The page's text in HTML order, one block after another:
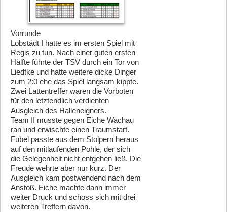
Vorrunde
Lobstädt I hatte es im ersten Spiel mit
Regis zu tun. Nach einer guten ersten
Hälfte führte der TSV durch ein Tor von
Liedtke und hatte weitere dicke Dinger
zum 2:0 ehe das Spiel langsam kippte.
Zwei Lattentreffer waren die Vorboten
für den letztendlich verdienten
Ausgleich des Halleneigners.
Team II musste gegen Eiche Wachau
ran und erwischte einen Traumstart.
Fubel passte aus dem Stolpern heraus
auf den mitlaufenden Pohle, der sich
die Gelegenheit nicht entgehen ließ. Die
Freude wehrte aber nur kurz. Der
Ausgleich kam postwendend nach dem
Anstoß. Eiche machte dann immer
weiter Druck und schoss sich mit drei
weiteren Treffern davon.